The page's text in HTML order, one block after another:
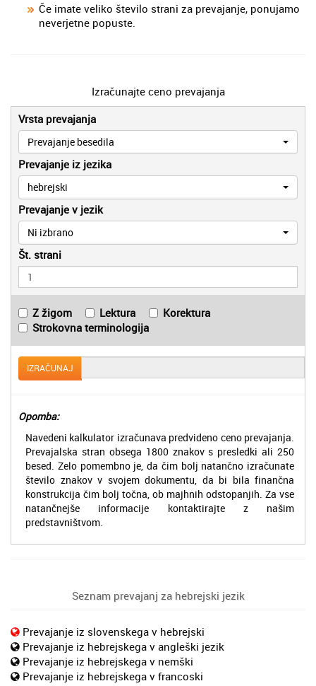
Če imate veliko število strani za prevajanje, ponujamo
neverjetne popuste.
Izračunajte ceno prevajanja
Vrsta prevajanja
Prevajanje besedila
Prevajanje iz jezika
hebrejski
Prevajanje v jezik
Ni izbrano
Št. strani
Z žigom Lektura
Korektura
Strokovna terminologija
IZRAČUNAJ
Opomba:
Navedeni kalkulator izračunava predvideno ceno prevajanja.
Prevajalska stran obsega 1800 znakov s presledki ali 250
besed. Zelo pomembno je, da čim bolj natančno izračunate
število znakov v svojem dokumentu, da bi bila finančna
konstrukcija čim bolj točna, ob majhnih odstopanjih. Za vse
natančnejše informacije kontaktirajte z našim
predstavništvom.
Seznam prevajanj za hebrejski jezik
Prevajanje iz slovenskega v hebrejski
Prevajanje iz hebrejskega v angleški jezik
Prevajanje iz hebrejskega v nemški
Prevajanje iz hebrejskega v francoski